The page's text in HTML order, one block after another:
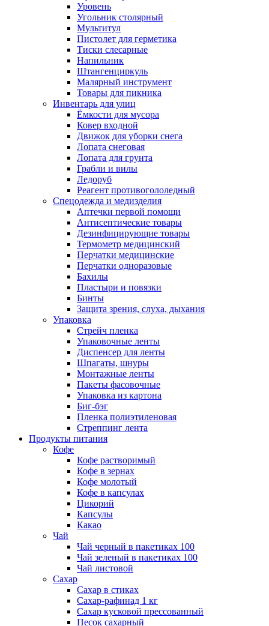
Уровень
Угольник столярный
Мультитул
Пистолет для герметика
Тиски слесарные
Напильник
Штангенциркуль
Малярный инструмент
Товары для пикника
Инвентарь для улиц
Ёмкости для мусора
Ковер входной
Движок для уборки снега
Лопата снеговая
Лопата для грунта
Грабли и вилы
Ледоруб
Реагент противогололедный
Спецодежда и медизделия
Аптечки первой помощи
Антисептические товары
Дезинфицирующие товары
Термометр медицинский
Перчатки медицинские
Перчатки одноразовые
Бахилы
Пластыри и повязки
Бинты
Защита зрения, слуха, дыхания
Упаковка
Стрейч пленка
Упаковочные ленты
Диспенсер для ленты
Шпагаты, шнуры
Монтажные ленты
Пакеты фасовочные
Упаковка из картона
Биг-бэг
Пленка полиэтиленовая
Стреппинг лента
Продукты питания
Кофе
Кофе растворимый
Кофе в зернах
Кофе молотый
Кофе в капсулах
Цикорий
Капсулы
Какао
Чай
Чай черный в пакетиках 100
Чай зеленый в пакетиках 100
Чай листовой
Сахар
Сахар в стиках
Сахар-рафинад 1 кг
Сахар кусковой прессованный
Песок сахарный